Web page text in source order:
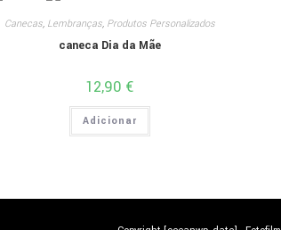
Canecas, Lembranças, Produtos Personalizados
caneca Dia da Mãe
12,90 €
Adicionar